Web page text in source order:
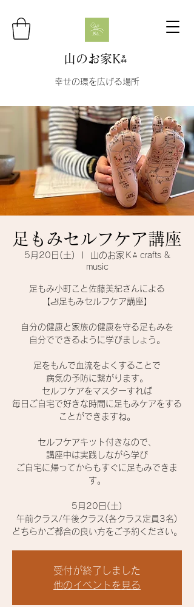
山のお家K⁂
幸せの環を広げる場所
足もみセルフケア講座
5月20日(土)
山のお家Ｋ⁂ crafts &
music
足もみ小町こと佐藤美紀さんによる
【🦶足もみセルフケア講座】
自分の健康と家族の健康を守る足もみを
自分でできるように学びましょう。
足をもんで血流をよくすることで
病気の予防に繋がります。
セルフケアをマスターすれば
毎日ご自宅で好きな時間に足もみケアをする
ことができますね。
セルフケアキット付きなので、
講座中は実践しながら学び
ご自宅に帰ってからもすぐに足もみできま
す。
5月20日(土)
午前クラス/午後クラス(各クラス定員3名)
受付が終了しました
他のイベントを見る